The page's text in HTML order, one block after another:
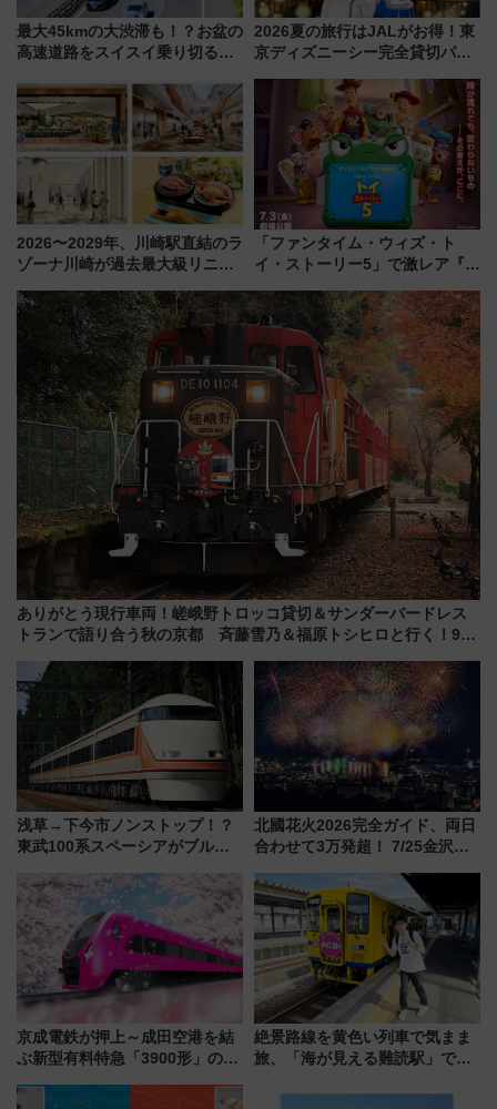
最大45kmの大渋滞も！？お盆の
高速道路をスイスイ乗り切る快
2026夏の旅行はJALがお得！東
京ディズニーシー完全貸切パー
ーン始まる 条件は「夏の国内
線に2回搭乗」
2026〜2029年、川崎駅直結のラ
ゾーナ川崎が過去最大級リニュ
「いつから何が変わるか」徹底
解説！
「ファンタイム・ウィズ・ト
イ・ストーリー5」で激レア『ロ
デコレーションも徹底解説
ありがとう現行車両！嵯峨野トロッコ貸切＆サンダーバードレス
トランで語り合う秋の京都 斉藤雪乃＆福原トシヒロと行く！9月
浅草→下今市ノンストップ！？
東武100系スペーシアがブルー
ー当時の停車駅」を再現 運転
時刻や特急券の買い方を紹介
北國花火2026完全ガイド、両日
合わせて3万発超！ 7/25金沢大
会の日程・アクセス・観覧席ま
とめ（石川県）
京成電鉄が押上～成田空港を結
ぶ新型有料特急「3900形」のコ
募集も実施
絶景路線を黄色い列車で気まま
旅、「海が見える難読駅」で幸